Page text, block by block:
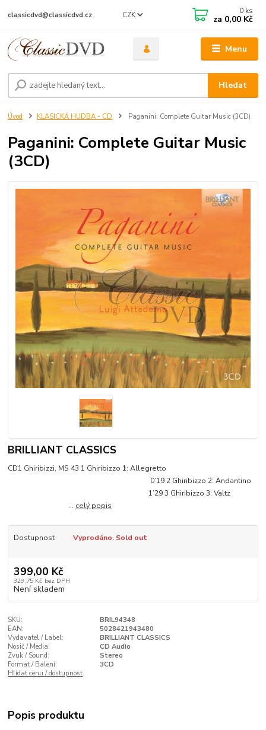
Menu
CZK
Hledat
classicdvd@classicdvd.cz 0 ks
za 0,00 Kč
Úvod KLASICKÁ HUDBA - CD Paganini: Complete Guitar Music (3CD)
Paganini: Complete Guitar Music
(3CD)
BRILLIANT CLASSICS
CD1 Ghiribizzi, MS 43 1 Ghiribizzo 1: Allegretto
0’19 2 Ghiribizzo 2: Andantino
1’29 3 Ghiribizzo 3: Valtz
... celý popis
Dostupnost Vyprodáno. Sold out
399,00 Kč
329,75 Kč bez DPH
Není skladem
SKU:
BRIL94348
EAN:
5028421943480
Vydavatel / Label:
BRILLIANT CLASSICS
Nosič / Media:
CD Audio
Zvuk / Sound:
Stereo
Format / Balení:
3CD
Hlídat cenu / dostupnost
Popis produktu